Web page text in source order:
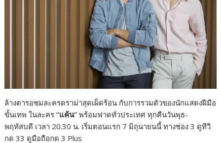
ล้างตารอชมละครดราม่าสุดเผ็ดร้อน กับการรวมตัวของนักแสดงฝีมือ
ขั้นเทพ ในละคร“แค้น” พร้อมฟาดทั่วประเทศ ทุกคืนวันพุธ-
พฤหัสบดี เวลา 20.30 น. เริ่มตอนแรก 7 มิถุนายนนี้ ทางช่อง 3 ดูทีวี
กด 33 ดูมือถือกด 3 Plus